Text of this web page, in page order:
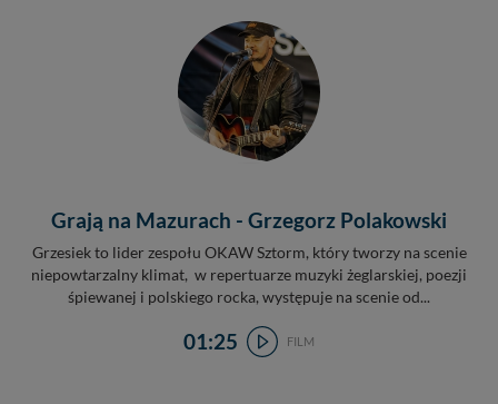
Grają na Mazurach - Grzegorz Polakowski
Grzesiek to lider zespołu OKAW Sztorm, który tworzy na scenie
niepowtarzalny klimat, w repertuarze muzyki żeglarskiej, poezji
śpiewanej i polskiego rocka, występuje na scenie od...
01:25 FILM